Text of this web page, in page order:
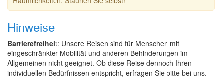
Hinweise
Barrierefreiheit: Unsere Reisen sind für Menschen mit
eingeschränkter Mobilität und anderen Behinderungen im
Allgemeinen nicht geeignet. Ob diese Reise dennoch Ihren
individuellen Bedürfnissen entspricht, erfragen Sie bitte bei uns.